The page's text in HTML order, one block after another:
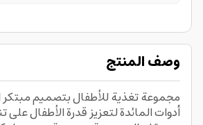
وصف المنتج
مجموعة تغذية للأطفال بتصميم مبتكر
أدوات المائدة لتعزيز قدرة الأطفال